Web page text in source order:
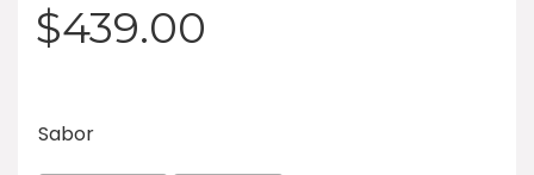
$439.00
Sabor